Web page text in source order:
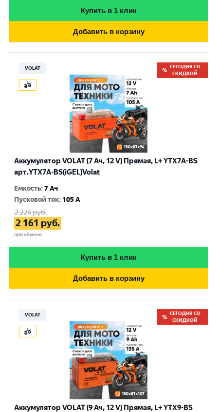
Купить в 1 клик
Добавить в корзину
VOLAT
СЕГОДНЯ СО
СКИДКОЙ
Аккумулятор VOLAT (7 Ач, 12 V) Прямая, L+ YTX7A-BS
арт.YTX7A-BS(iGEL)Volat
Емкость:7 Ач
Пусковой ток: 105 A
2 224руб.
2 161 руб.
при обмене
Купить в 1 клик
Добавить в корзину
VOLAT
СЕГОДНЯ СО
СКИДКОЙ
Аккумулятор VOLAT (9 Ач, 12 V) Прямая, L+ YTX9-BS